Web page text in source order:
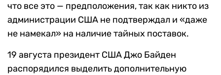
что все это — предположения, так как никто из
администрации США не подтверждал и «даже
не намекал» на наличие тайных поставок.
19 августа президент США Джо Байден
распорядился выделить дополнительную